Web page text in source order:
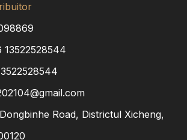
13522528544
Road, Districtul Xicheng,